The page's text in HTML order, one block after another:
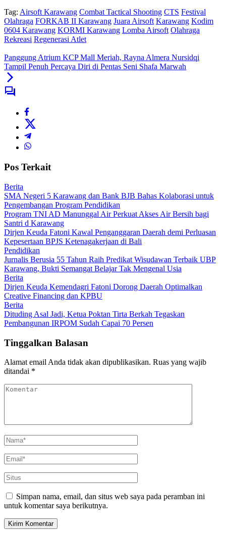
Tag: Airsoft Karawang Combat Tactical Shooting CTS Festival
Olahraga FORKAB II Karawang Juara Airsoft Karawang Kodim
0604 Karawang KORMI Karawang Lomba Airsoft Olahraga
Rekreasi Regenerasi Atlet
Panggung Atrium KCP Mall Meriah, Rayna Almera Nursidqi
Tampil Penuh Percaya Diri di Pentas Seni Shafa Marwah
Pos Terkait
Berita
SMA Negeri 5 Karawang dan Bank BJB Bahas Kolaborasi untuk
Pengembangan Program Pendidikan
Program TNI AD Manunggal Air Perkuat Akses Air Bersih bagi
Santri d Karawang
Dirjen Keuda Fatoni Kawal Penganggaran Daerah demi Perluasan
Kepesertaan BPJS Ketenagakerjaan di Bali
Pendidikan
Jurnalis Berusia 55 Tahun Raih Predikat Wisudawan Terbaik UBP
Karawang, Bukti Semangat Belajar Tak Mengenal Usia
Berita
Dirjen Keuda Kemendagri Fatoni Dorong Daerah Optimalkan
Creative Financing dan KPBU
Berita
Dituding Asal Jadi, Ketua Poktan Tirta Berkah Tegaskan
Pembangunan IRPOM Sudah Capai 70 Persen
Tinggalkan Balasan
Alamat email Anda tidak akan dipublikasikan. Ruas yang wajib
ditandai *
Simpan nama, email, dan situs web saya pada peramban ini
untuk komentar saya berikutnya.